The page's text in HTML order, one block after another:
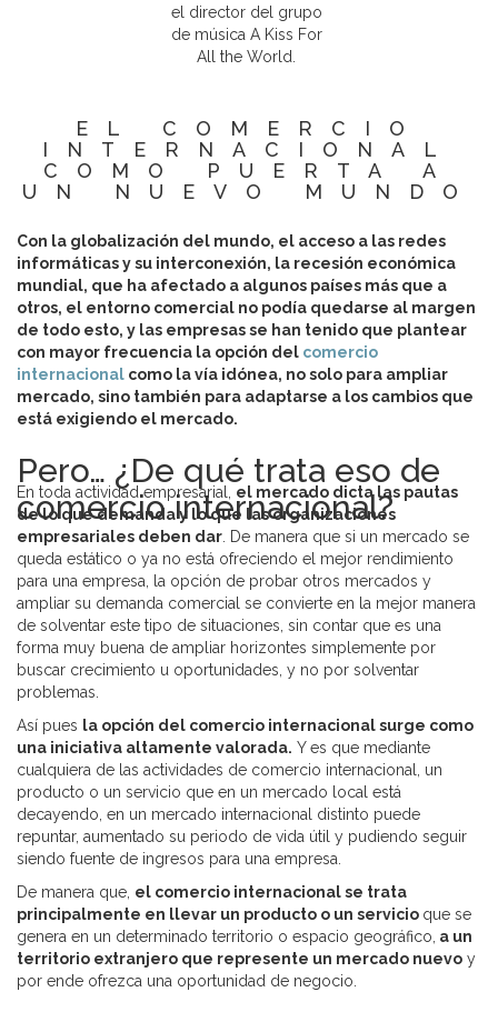
el director del grupo
de música A Kiss For
All the World.
EL COMERCIO
INTERNACIONAL
COMO PUERTA A
UN NUEVO MUNDO
Con la globalización del mundo, el acceso a las redes
informáticas y su interconexión, la recesión económica
mundial, que ha afectado a algunos países más que a
otros, el entorno comercial no podía quedarse al margen
de todo esto, y las empresas se han tenido que plantear
con mayor frecuencia la opción del comercio
internacional como la vía idónea, no solo para ampliar
mercado, sino también para adaptarse a los cambios que
está exigiendo el mercado.
Pero… ¿De qué trata eso de
comercio internacional?
En toda actividad empresarial, el mercado dicta las pautas
de lo que demanda y lo que las organizaciones
empresariales deben dar . De manera que si un mercado se
queda estático o ya no está ofreciendo el mejor rendimiento
para una empresa, la opción de probar otros mercados y
ampliar su demanda comercial se convierte en la mejor manera
de solventar este tipo de situaciones, sin contar que es una
forma muy buena de ampliar horizontes simplemente por
buscar crecimiento u oportunidades, y no por solventar
problemas.
Así pues la opción del comercio internacional surge como
una iniciativa altamente valorada. Y es que mediante
cualquiera de las actividades de comercio internacional, un
producto o un servicio que en un mercado local está
decayendo, en un mercado internacional distinto puede
repuntar, aumentado su periodo de vida útil y pudiendo seguir
siendo fuente de ingresos para una empresa.
De manera que, el comercio internacional se trata
principalmente en llevar un producto o un servicio que se
genera en un determinado territorio o espacio geográfico, a un
territorio extranjero que represente un mercado nuevo y
por ende ofrezca una oportunidad de negocio.